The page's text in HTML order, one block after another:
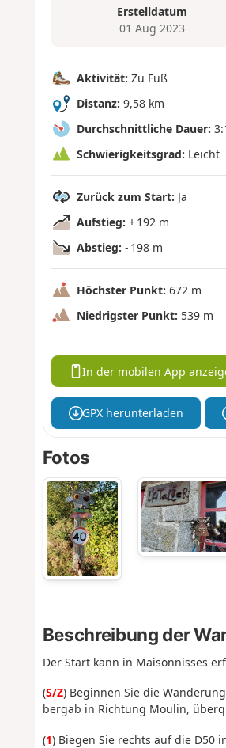
Erstelldatum
01 Aug 2023
Aktivität: Zu Fuß
Distanz: 9,58 km
Durchschnittliche Dauer:
Schwierigkeitsgrad: Leicht
Zurück zum Start: Ja
Aufstieg: + 192 m
Abstieg: - 198 m
Höchster Punkt: 672 m
Niedrigster Punkt: 539 m
In der mobilen App
GPX herunterladen
Fotos
Beschreibung der
Der Start kann in Maisonnisses
(S/Z) Beginnen Sie die
bergab in Richtung Moulin,
(1) Biegen Sie rechts auf die D50